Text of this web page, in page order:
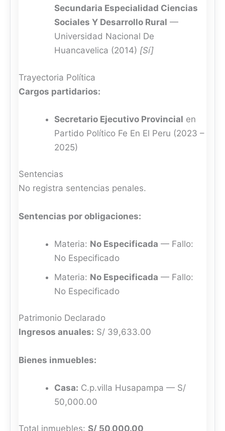
Secundaria Especialidad Ciencias
Sociales Y Desarrollo Rural —
Universidad Nacional De
Huancavelica (2014) [Sí]
Trayectoria Política
Cargos partidarios:
Secretario Ejecutivo Provincial en
Partido Político Fe En El Peru (2023 –
2025)
Sentencias
No registra sentencias penales.
Sentencias por obligaciones:
Materia: No Especificada — Fallo:
No Especificado
Materia: No Especificada — Fallo:
No Especificado
Patrimonio Declarado
Ingresos anuales: S/ 39,633.00
Bienes inmuebles:
Casa: C.p.villa Husapampa — S/
50,000.00
Total inmuebles: S/ 50,000.00